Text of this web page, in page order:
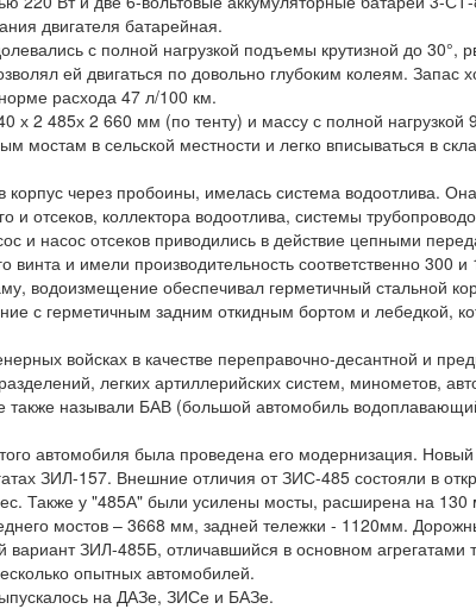
двигателя батарейная.
с полной нагрузкой подъемы крутизной до 30°,
ей двигаться по довольно глубоким колеям. Запас
расхода 47 л/100 км.
х 2 485х 2 660 мм (по тенту) и массу с полной нагрузкой
мостам в сельской местности и легко вписываться в
через пробоины, имелась система водоотлива.
и отсеков, коллектора водоотлива, системы
и насос отсеков приводились в действие цепными
винта и имели производительность соответственно 300
водоизмещение обеспечивал герметичный стальной
с герметичным задним откидным бортом и лебедкой,
войсках в качестве переправочно-десантной и
легких артиллерийских систем, минометов,
также называли БАВ (большой автомобиль
автомобиля была проведена его модернизация.
ЗИЛ-157. Внешние отличия от ЗИС-485 состояли в
Также у "485А" были усилены мосты, расширена на 130
мостов – 3668 мм, задней тележки - 1120мм.
ЗИЛ-485Б, отличавшийся в основном агрегатами
опытных автомобилей.
на ДАЗе, ЗИСе и БАЗе.